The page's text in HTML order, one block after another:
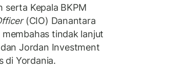
serta Kepala BKPM
(CIO) Danantara
tindak lanjut
Jordan Investment
di Yordania.